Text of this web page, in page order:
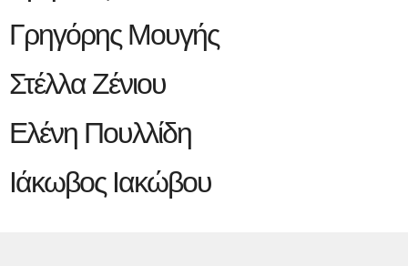
Γρηγόρης Μουγής
Στέλλα Ζένιου
Ελένη Πουλλίδη
Ιάκωβος Ιακώβου